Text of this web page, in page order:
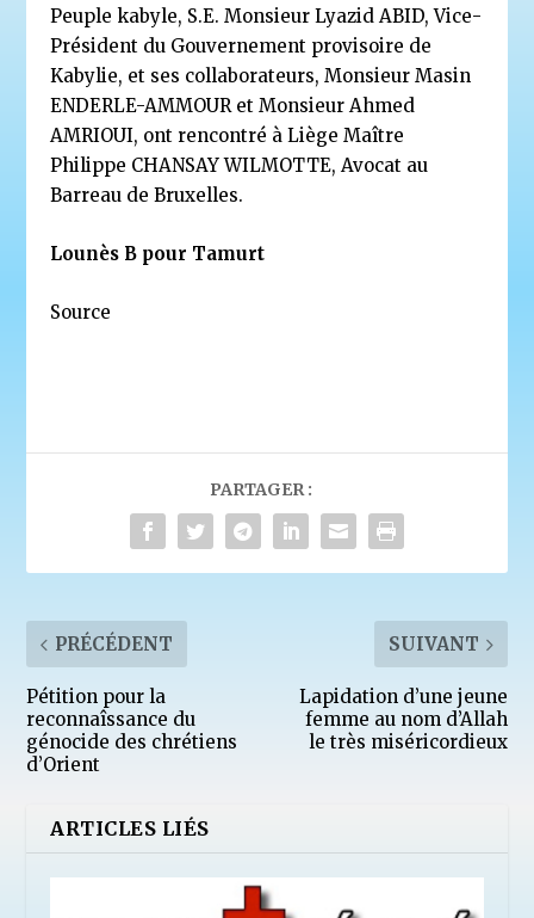
Peuple kabyle, S.E. Monsieur Lyazid ABID, Vice-
Président du Gouvernement provisoire de
Kabylie, et ses collaborateurs, Monsieur Masin
ENDERLE-AMMOUR et Monsieur Ahmed
AMRIOUI, ont rencontré à Liège Maître
Philippe CHANSAY WILMOTTE, Avocat au
Barreau de Bruxelles.
Lounès B pour Tamurt
Source
PARTAGER :
PRÉCÉDENT
Pétition pour la
reconnaîssance du
génocide des chrétiens
d’Orient
SUIVANT
Lapidation d’une jeune
femme au nom d’Allah
le très miséricordieux
ARTICLES LIÉS